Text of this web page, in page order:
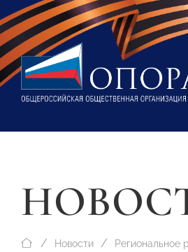
Новости Региональное